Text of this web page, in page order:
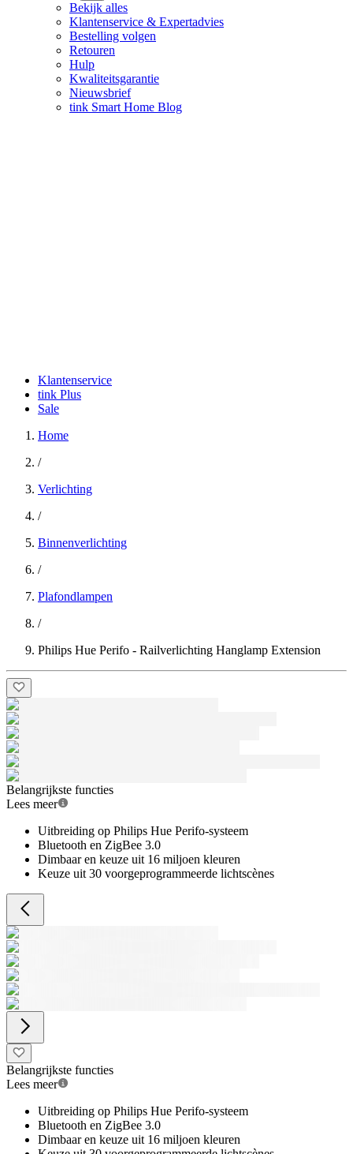
Bekijk alles
Klantenservice & Expertadvies
Bestelling volgen
Retouren
Hulp
Kwaliteitsgarantie
Nieuwsbrief
tink Smart Home Blog
Klantenservice
tink Plus
Sale
Home
/
Verlichting
/
Binnenverlichting
/
Plafondlampen
/
Philips Hue Perifo - Railverlichting Hanglamp Extension
Belangrijkste functies
Lees meer
Uitbreiding op Philips Hue Perifo-systeem
Bluetooth en ZigBee 3.0
Dimbaar en keuze uit 16 miljoen kleuren
Keuze uit 30 voorgeprogrammeerde lichtscènes
Belangrijkste functies
Lees meer
Uitbreiding op Philips Hue Perifo-systeem
Bluetooth en ZigBee 3.0
Dimbaar en keuze uit 16 miljoen kleuren